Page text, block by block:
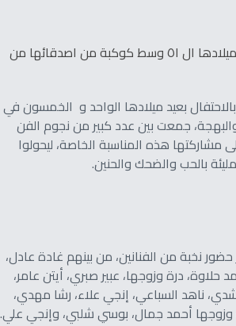
بعيد ميلادها الواحد و الخمسون في
جمعت بين عدد كبير من نجوم الفن
مشاركتها هذه المناسبة الخاصة، ليحولوا
مليئة بالحب والضحك والحنين.
نخبة من الفنانين، من بينهم غادة عادل،
درة وزوجها، عبير صبري، أيتن عامر،
ناهد السباعي، إنجي علاء، رشا مهدي،
وزوجها أحمد جمال، بوسي شلبي، وإنجي علي.